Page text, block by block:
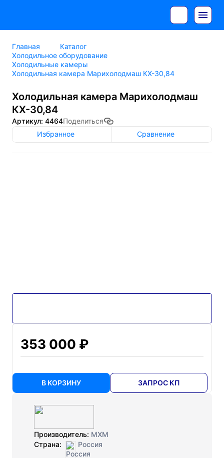
Главная
Каталог
Холодильное оборудование
Холодильные камеры
Холодильная камера Марихолодмаш КХ-30,84
Холодильная камера Марихолодмаш
КХ-30,84
Артикул: 4464Поделиться
Избранное
Сравнение
353 000 ₽
В КОРЗИНУ ЗАПРОС КП
Производитель: МХМ
Страна:
Россия